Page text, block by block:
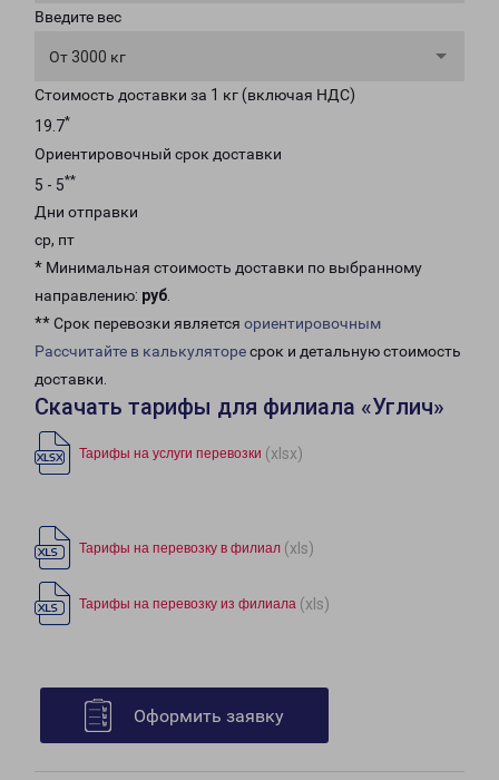
Введите вес
От 3000 кг
Стоимость доставки за 1 кг (включая НДС)
19.7*
Ориентировочный срок доставки
5 - 5**
Дни отправки
ср, пт
* Минимальная стоимость доставки по выбранному
направлению: руб.
** Срок перевозки является ориентировочным
Рассчитайте в калькуляторесрок и детальную стоимость
доставки.
Скачать тарифы для филиала «Углич»
Тарифы на услуги перевозки (xlsx)
Тарифы на перевозку в филиал (xls)
Тарифы на перевозку из филиала (xls)
Оформить заявку